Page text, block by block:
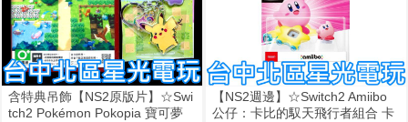
含特典吊飾【NS2原版片】☆Swi
tch2 Pokémon Pokopia 寶可夢
【NS2週邊】☆Switch2 Amiibo
公仔：卡比的馭天飛行者組合 卡